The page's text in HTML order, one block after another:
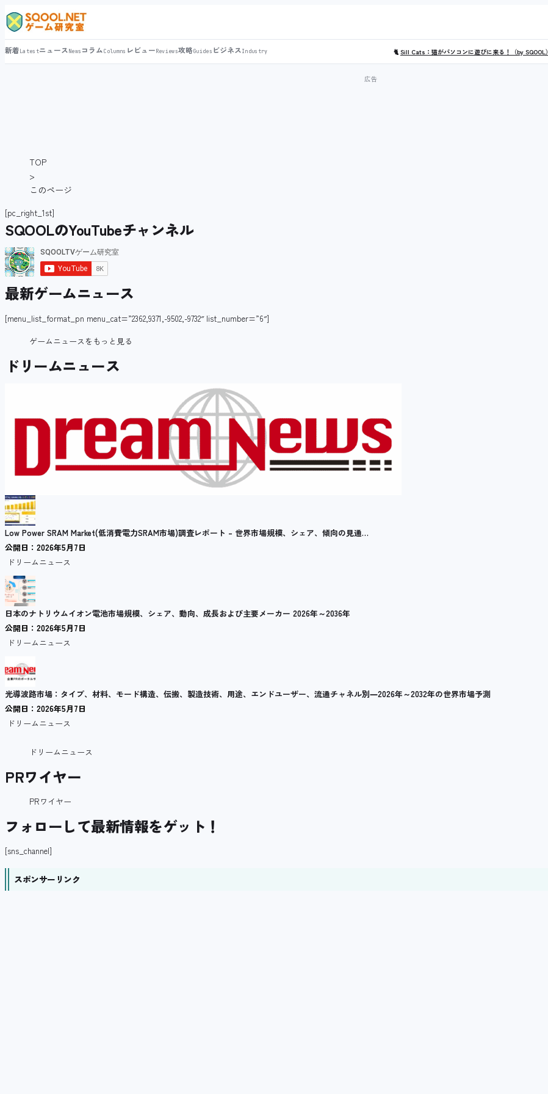
新着LatestニュースNews コラムColumns レビューReviews攻略Guides ビジネスIndustry 🐈Sill Cats：猫がパソコンに遊びに来る！（by SQOOL）
TOP
>
このページ
[pc_right_1st]
SQOOLのYouTubeチャンネル
最新ゲームニュース
[menu_list_format_pn menu_cat=”2362,9371,-9502,-9732″ list_number=”6″]
ゲームニュースをもっと見る
ドリームニュース
Low Power SRAM Market(低消費電力SRAM市場)調査レポート – 世界市場規模、シェア、傾向の見通…
公開日：2026年5月7日
ドリームニュース
日本のナトリウムイオン電池市場規模、シェア、動向、成長および主要メーカー 2026年～2036年
公開日：2026年5月7日
ドリームニュース
光導波路市場：タイプ、材料、モード構造、伝搬、製造技術、用途、エンドユーザー、流通チャネル別―2026年～2032年の世界市場予測
公開日：2026年5月7日
ドリームニュース
ドリームニュース
PRワイヤー
PRワイヤー
フォローして最新情報をゲット！
[sns_channel]
スポンサーリンク